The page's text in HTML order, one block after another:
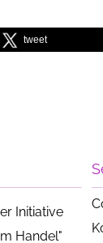
tweet
Initiative
Handel"